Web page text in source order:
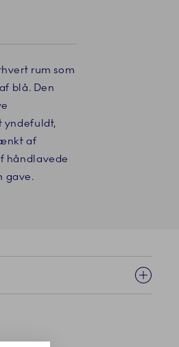
rum som
blå. Den
yndefuldt,
af
håndlavede
gave.